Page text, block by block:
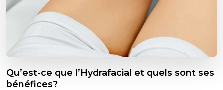
Qu’est-ce que l’Hydrafacial et quels sont ses
bénéfices?